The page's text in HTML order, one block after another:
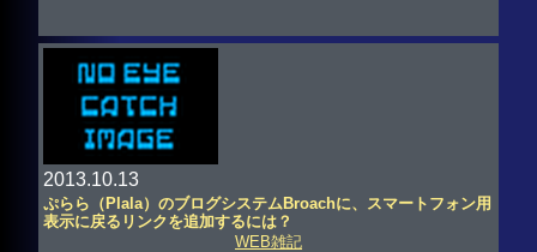
2013.10.13
ぷらら（Plala）のブログシステムBroachに、スマートフォン用
表示に戻るリンクを追加するには？
WEB雑記